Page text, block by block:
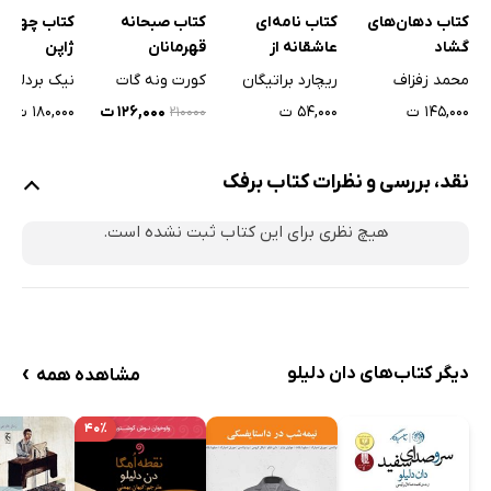
کتاب دهان‌های
گشاد
محمد زفزاف
۱۴۵,۰۰۰ ت
کتاب نامه‌ای
عاشقانه از
تیمارستان ایالتی
ریچارد براتیگان
۵۴,۰۰۰ ت
کتاب صبحانه
قهرمانان
کورت ونه گات
۲۱۰۰۰۰ ۱۲۶,۰۰۰ ت
کتاب
ژاپن
نیک بردلی
۱۸۰,۰۰۰ ت
نقد، بررسی و نظرات کتاب برفک
هیچ نظری برای این کتاب ثبت نشده است.
دیگر کتاب‌های دان دلیلو مشاهده همه ›
۴۰٪